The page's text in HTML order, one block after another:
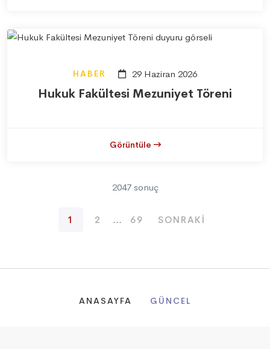
HABER 29 Haziran 2026
Hukuk Fakültesi Mezuniyet Töreni
Görüntüle
2047 sonuç
1 2 ... 69 SONRAKI
ANASAYFA GÜNCEL